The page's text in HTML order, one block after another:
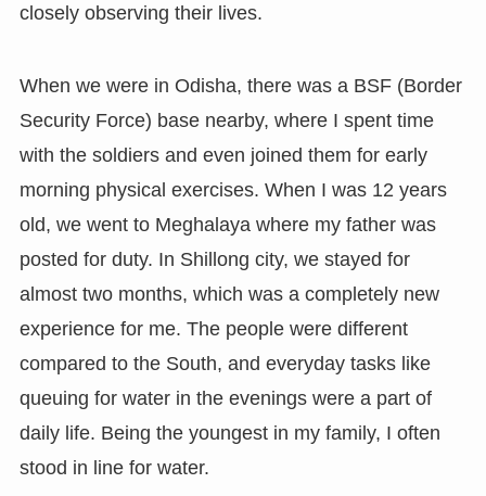
closely observing their lives.
When we were in Odisha, there was a BSF (Border
Security Force) base nearby, where I spent time
with the soldiers and even joined them for early
morning physical exercises. When I was 12 years
old, we went to Meghalaya where my father was
posted for duty. In Shillong city, we stayed for
almost two months, which was a completely new
experience for me. The people were different
compared to the South, and everyday tasks like
queuing for water in the evenings were a part of
daily life. Being the youngest in my family, I often
stood in line for water.